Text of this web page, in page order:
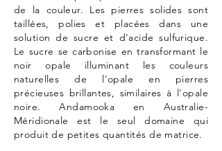
de la couleur. Les pierres solides sont
taillées, polies et placées dans une
solution de sucre et d'acide sulfurique.
Le sucre se carbonise en transformant le
noir opale illuminant les couleurs
naturelles de l'opale en pierres
précieuses brillantes, similaires à l'opale
noire. Andamooka en Australie-
Méridionale est le seul domaine qui
produit de petites quantités de matrice.